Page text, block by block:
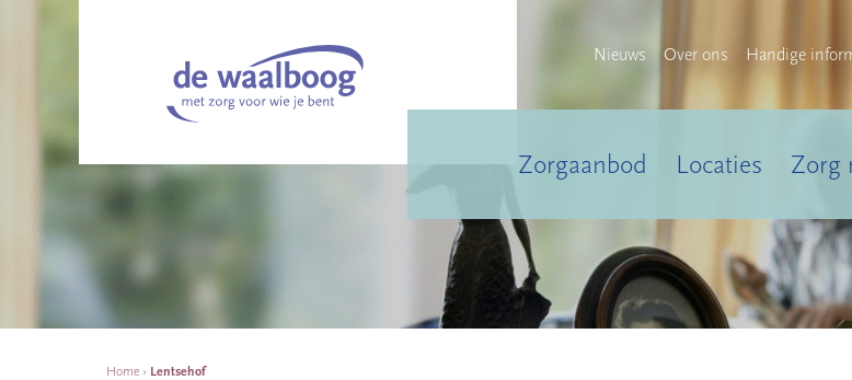
Nieuws Over ons Handige
Zorgaanbod Locaties Zorg
Home › Lentsehof